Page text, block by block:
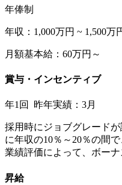
年俸制
年収：1,000万円 ~ 1,500万
月額基本給：60万円～
賞与・インセンティブ
年1回 昨年実績：3月
採用時にジョブグレード
に年収の10％～20％の間
業績評価によって、ボーナ
昇給